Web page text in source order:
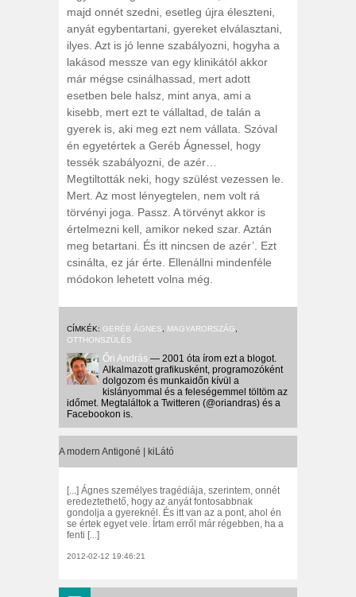
majd onnét szedni, esetleg újra éleszteni,
anyát egybentartani, gyereket elválasztani,
ilyes. Azt is jó lenne szabályozni, hogyha a
lakásod messze van egy klinikától akkor
már mégse csinálhassad, mert adott
esetben bele halsz, mint anya, ami a
kisebb, mert ezt te vállaltad, de talán a
gyerek is, aki meg ezt nem vállata. Szóval
én egyetértek a Geréb Ágnessel, hogy
tessék szabályozni, de azér…
Megtiltották neki, hogy szülést vezessen le.
Mert. Az most lényegtelen, nem volt rá
törvényi joga. Passz. A törvényt akkor is
értelmezni kell, amikor neked szar. Aztán
meg betartani. És itt nincsen de azér’. Ezt
csinálta, ez jár érte. Ellenállni mindenféle
módokon lehetett volna még.
CÍMKÉK: GERÉB ÁGNES MAGYARORSZÁG
OTTHONSZÜLÉS
Őri András — 2001 óta írom ezt a blogot.
Alkalmazott grafikusként, programozóként
dolgozom és munkaidőn kívül a
kislányommal és a feleségemmel töltöm az
időmet. Megtaláltok a Twitteren (@oriandras) és a
Facebookon is.
A modern Antigoné | kiLátó
[...] Ágnes személyes tragédiája, szerintem, onnét
eredeztethető, hogy az anyát fontosabbnak
gondolja a gyereknél. És itt van az a pont, ahol én
se értek egyet vele. Írtam erről már régebben, ha a
fenti [...]
2012-02-12 19:46:21